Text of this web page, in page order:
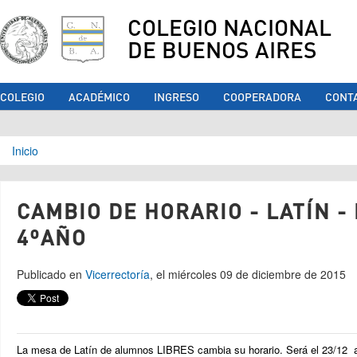
COLEGIO NACIONAL
DE BUENOS AIRES
COLEGIO ACADÉMICO INGRESO COOPERADORA
Se encuentra usted aquí
Inicio
CAMBIO DE HORARIO - LATÍN -
4ºAÑO
Publicado en Vicerrectoría, el miércoles 09 de diciembre de 2015
La mesa de Latín de alumnos LIBRES cambia su horario. Será el 23/